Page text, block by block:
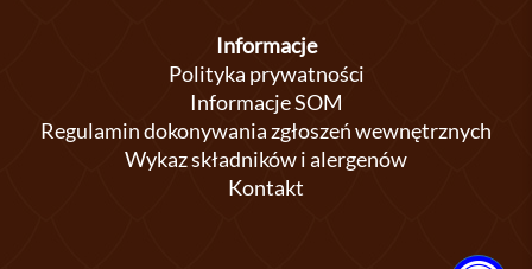
Informacje
Polityka prywatności
Informacje SOM
Regulamin dokonywania zgłoszeń wewnętrznych
Wykaz składników i alergenów
Kontakt